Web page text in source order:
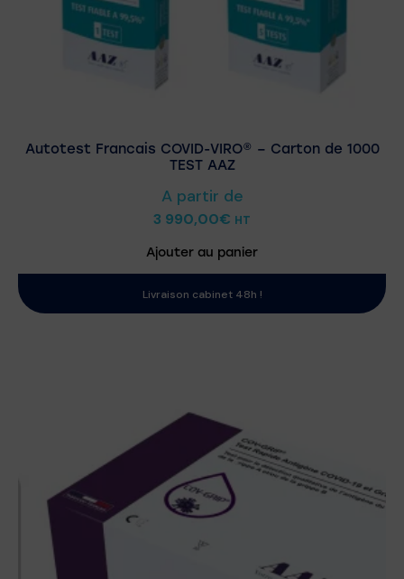
Autotest Francais COVID-VIRO® – Carton de 1000
TEST AAZ
A partir de
3 990,00€ HT
Ajouter au panier
Livraison cabinet 48h !